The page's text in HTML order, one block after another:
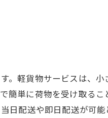
。軽貨物サービスは、小
簡単に荷物を受け取るこ
日配送や即日配送が可能